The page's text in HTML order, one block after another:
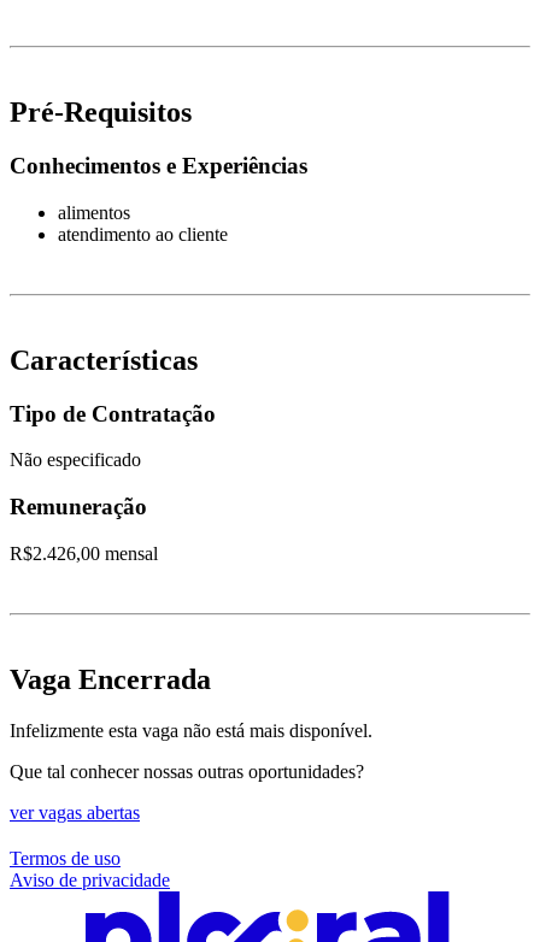
Pré-Requisitos
Conhecimentos e Experiências
alimentos
atendimento ao cliente
Características
Tipo de Contratação
Não especificado
Remuneração
R$2.426,00 mensal
Vaga Encerrada
Infelizmente esta vaga não está mais disponível.
Que tal conhecer nossas outras oportunidades?
ver vagas abertas
Termos de uso
Aviso de privacidade